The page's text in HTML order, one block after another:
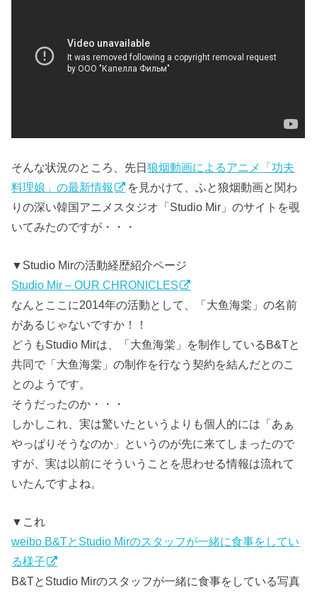
そんな状況のところ、先日狼烟動画によるアニメ「功夫
料理娘」の最新情報
を見かけて、ふと狼烟動画と関わ
りの深い韓国アニメスタジオ「Studio Mir」のサイトを覗
いてみたのですが・・・
▼Studio Mirの活動経歴紹介ページ
Studio Mir – OUR CHRONICLES
なんとここに2014年の活動として、「大鱼海棠」の名前
があるじゃないですか！！
どうもStudio Mirは、「大鱼海棠」を制作しているB&Tと
共同で「大鱼海棠」の制作を行なう契約を結んだとのこ
とのようです。
そうだったのか・・・
しかしこれ、実は驚いたというよりも個人的には「あぁ
やっぱりそうなのか」というのが先に来てしまったので
すが、実は以前にそういうことを思わせる情報は流れて
いたんですよね。
▼これ
weibo B&TとStudio Mirのスタッフが一緒に食事をしてい
る様子
B&TとStudio Mirのスタッフが一緒に食事をしている写真